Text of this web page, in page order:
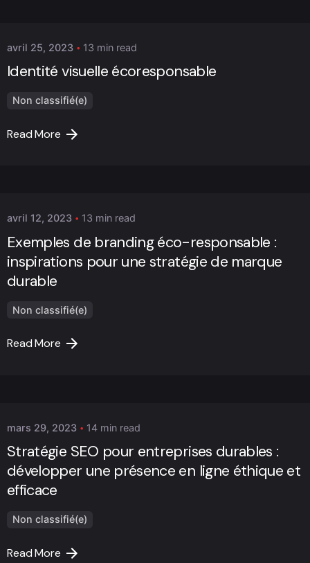
avril 25, 2023 13 min read
Identité visuelle écoresponsable
Non classifié(e)
Read More
avril 12, 2023 13 min read
Exemples de branding éco-responsable :
inspirations pour une stratégie de marque
durable
Non classifié(e)
Read More
mars 29, 2023 14 min read
Stratégie SEO pour entreprises durables :
développer une présence en ligne éthique et
efficace
Non classifié(e)
Read More